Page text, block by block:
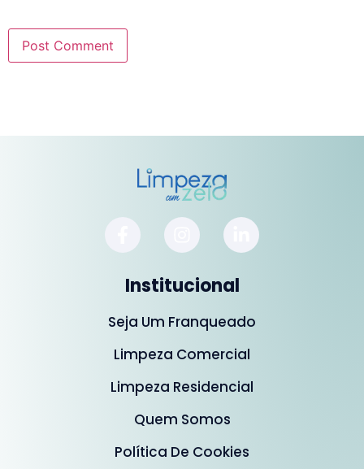
Institucional
Seja Um Franqueado
Limpeza Comercial
Limpeza Residencial
Quem Somos
Política De Cookies